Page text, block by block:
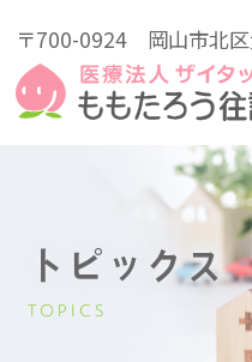
〒700-0924 岡山市北
トピックス
TOPICS